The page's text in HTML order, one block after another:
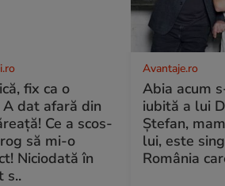
fix ca o
dat afară din
Ce a scos-
să mi-o
Niciodată în
s..
Avantaje.ro
Abia acum
iubită a lui
Ștefan,
lui, este
România